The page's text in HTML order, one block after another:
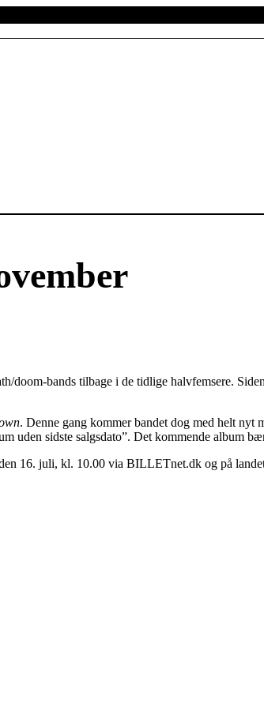
bands tilbage i de tidlige halvfemsere.
. Denne gang kommer bandet dog med helt nyt
uden sidste salgsdato”. Det kommende album
16. juli, kl. 10.00 via BILLETnet.dk og på